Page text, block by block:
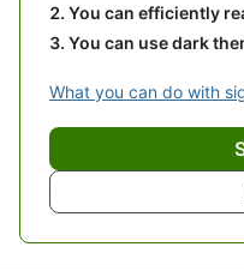
You can efficiently
You can use dark
What you can do with